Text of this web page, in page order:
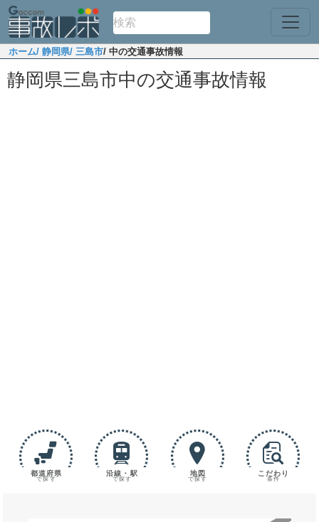
ホーム/ 静岡県/ 三島市/ 中の交通事故情報
静岡県三島市中の交通事故情報
都道府県
で探す
沿線・駅
で探す
地図
で探す
こだわり
条件